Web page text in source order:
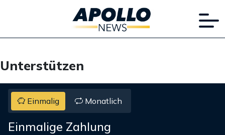
Unterstützen
Einmalig Monatlich
Einmalige Zahlung